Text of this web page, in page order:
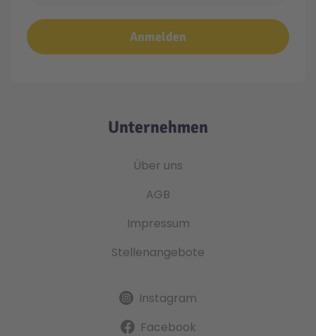
Anmelden
Unternehmen
Über uns
AGB
Impressum
Stellenangebote
Instagram
Facebook